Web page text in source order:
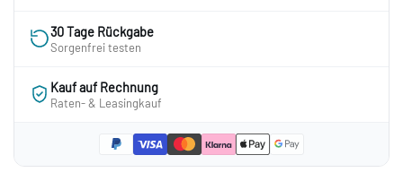
30 Tage Rückgabe
Sorgenfrei testen
Kauf auf Rechnung
Raten- & Leasingkauf